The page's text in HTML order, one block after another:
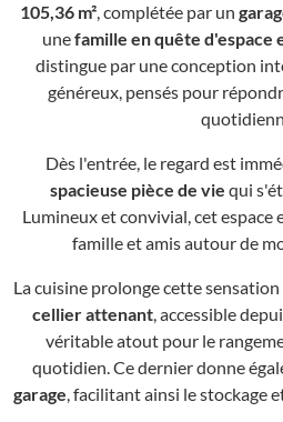
105,36 m², complétée par un
unefamille en quête d'espace
distingue par une conception
généreux, pensés pour
Dès l'entrée, le regard est
spacieuse pièce de vie qui
Lumineux et convivial, cet espace
famille et amis autour de
La cuisine prolonge cette
cellier attenant, accessible
véritable atout pour le
quotidien. Ce dernier donne
garage, facilitant ainsi le stockage